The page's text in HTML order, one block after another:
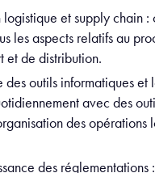
logistique et supply chain
les aspects relatifs au
et de distribution.
des outils informatiques et
avec des
des opérations
des réglementations